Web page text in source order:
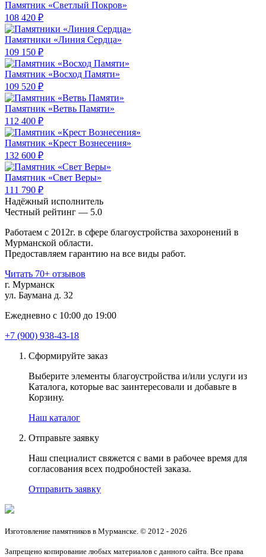
Памятник «Светлый Покров»
108 420 ₽
Памятники «Линия Сердца»
109 150 ₽
Памятник «Восход Памяти»
109 520 ₽
Памятник «Ветвь Памяти»
112 400 ₽
Памятник «Крест Вознесения»
132 600 ₽
Памятник «Свет Веры»
111 790 ₽
Надёжный исполнитель
Чеcтный рейтинг — 5.0
Работаем с 2012г. в сфере благоустройства захоронений в
Мурманской области.
Предоставляем гарантию на все виды работ.
Читать 70+ отзывов
г. Мурманск
ул. Баумана д. 32
Ежедневно с 10:00 до 19:00
+7 (900) 938-43-18
Сформируйте заказ
Выберите элементы благоустройства и/или услуги из
Каталога, которые вас заинтересовали и добавьте в
Корзину.
Наш каталог
Отправьте заявку
Наш специалист свяжется с вами в рабочее время для
согласования всех подробностей заказа.
Отправить заявку
Изготовление памятников в Мурманске. © 2012 - 2026
Запрещено копирование любых материалов с данного сайта. Все права